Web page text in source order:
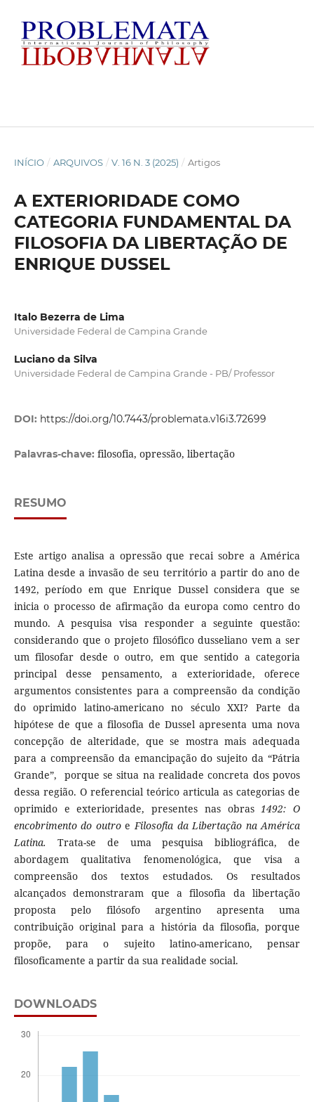
INÍCIO / ARQUIVOS / V. 16 N. 3 (2025) / Artigos
A EXTERIORIDADE COMO
CATEGORIA FUNDAMENTAL DA
FILOSOFIA DA LIBERTAÇÃO DE
ENRIQUE DUSSEL
Italo Bezerra de Lima
Universidade Federal de Campina Grande
Luciano da Silva
Universidade Federal de Campina Grande - PB/ Professor
DOI: https://doi.org/10.7443/problemata.v16i3.72699
Palavras-chave: filosofia, opressão, libertação
RESUMO
Este artigo analisa a opressão que recai sobre a América
Latina desde a invasão de seu território a partir do ano de
1492, período em que Enrique Dussel considera que se
inicia o processo de afirmação da europa como centro do
mundo. A pesquisa visa responder a seguinte questão:
considerando que o projeto filosófico dusseliano vem a ser
um filosofar desde o outro, em que sentido a categoria
principal desse pensamento, a exterioridade, oferece
argumentos consistentes para a compreensão da condição
do oprimido latino-americano no século XXI? Parte da
hipótese de que a filosofia de Dussel apresenta uma nova
concepção de alteridade, que se mostra mais adequada
para a compreensão da emancipação do sujeito da “Pátria
Grande”, porque se situa na realidade concreta dos povos
dessa região. O referencial teórico articula as categorias de
oprimido e exterioridade, presentes nas obras1492: O
encobrimento do outroeFilosofia da Libertação na América
Latina. Trata-se de uma pesquisa bibliográfica, de
abordagem qualitativa fenomenológica, que visa a
compreensão dos textos estudados. Os resultados
alcançados demonstraram que a filosofia da libertação
proposta pelo filósofo argentino apresenta uma
contribuição original para a história da filosofia, porque
propõe, para o sujeito latino-americano, pensar
filosoficamente a partir da sua realidade social.
DOWNLOADS